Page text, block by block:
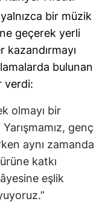
bir müzik
geçerek yerli
bulunan
verdi:
olmayı bir
genç
aynı zamanda
katkı
eşlik